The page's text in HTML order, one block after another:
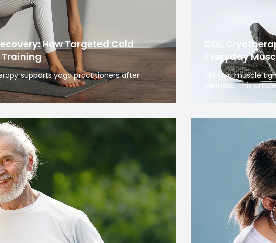
How Targeted Cold
supports yoga practitioners after
CO₂
Everyday
Chronic muscle
wellness. This